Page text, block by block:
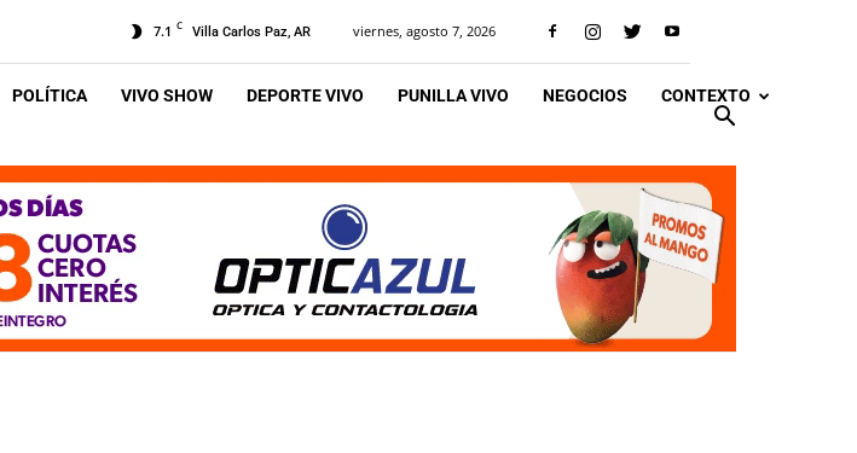
7.1 C Villa Carlos Paz, AR viernes, agosto 7, 2026
POLÍTICA VIVO SHOW DEPORTE VIVO PUNILLA VIVO NEGOCIOS CONTEXTO